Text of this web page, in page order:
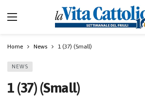
Home News 1 (37) (Small)
NEWS
1 (37) (Small)